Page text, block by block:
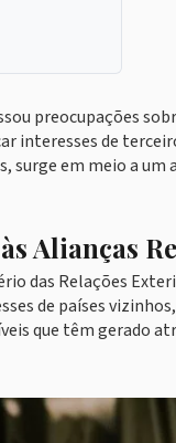
preocupações
interesses de
surge em meio a
Alianças
das Relações
de países
que têm gerado